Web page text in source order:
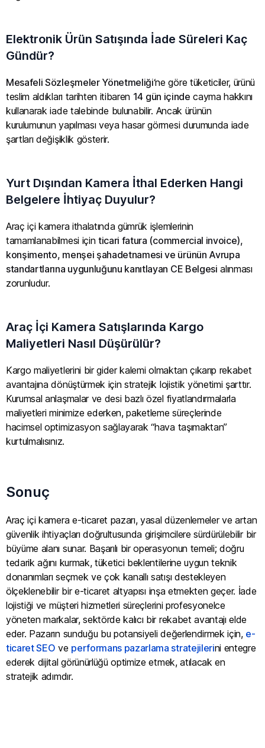
Elektronik Ürün Satışında İade Süreleri Kaç
Gündür?
Mesafeli Sözleşmeler Yönetmeliği‘ne göre tüketiciler, ürünü
teslim aldıkları tarihten itibaren 14 gün içinde cayma hakkını
kullanarak iade talebinde bulunabilir. Ancak ürünün
kurulumunun yapılması veya hasar görmesi durumunda iade
şartları değişiklik gösterir.
Yurt Dışından Kamera İthal Ederken Hangi
Belgelere İhtiyaç Duyulur?
Araç içi kamera ithalatında gümrük işlemlerinin
tamamlanabilmesi için ticari fatura (commercial invoice),
konşimento, menşei şahadetnamesi ve ürünün Avrupa
standartlarına uygunluğunu kanıtlayan CE Belgesi alınması
zorunludur.
Araç İçi Kamera Satışlarında Kargo
Maliyetleri Nasıl Düşürülür?
Kargo maliyetlerini bir gider kalemi olmaktan çıkarıp rekabet
avantajına dönüştürmek için stratejik lojistik yönetimi şarttır.
Kurumsal anlaşmalar ve desi bazlı özel fiyatlandırmalarla
maliyetleri minimize ederken, paketleme süreçlerinde
hacimsel optimizasyon sağlayarak “hava taşımaktan”
kurtulmalısınız.
Sonuç
Araç içi kamera e-ticaret pazarı, yasal düzenlemeler ve artan
güvenlik ihtiyaçları doğrultusunda girişimcilere sürdürülebilir bir
büyüme alanı sunar. Başarılı bir operasyonun temeli; doğru
tedarik ağını kurmak, tüketici beklentilerine uygun teknik
donanımları seçmek ve çok kanallı satışı destekleyen
ölçeklenebilir bir e-ticaret altyapısı inşa etmekten geçer. İade
lojistiği ve müşteri hizmetleri süreçlerini profesyonelce
yöneten markalar, sektörde kalıcı bir rekabet avantajı elde
eder. Pazarın sunduğu bu potansiyeli değerlendirmek için, e-
ticaret SEO ve performans pazarlama stratejilerini entegre
ederek dijital görünürlüğü optimize etmek, atılacak en
stratejik adımdır.